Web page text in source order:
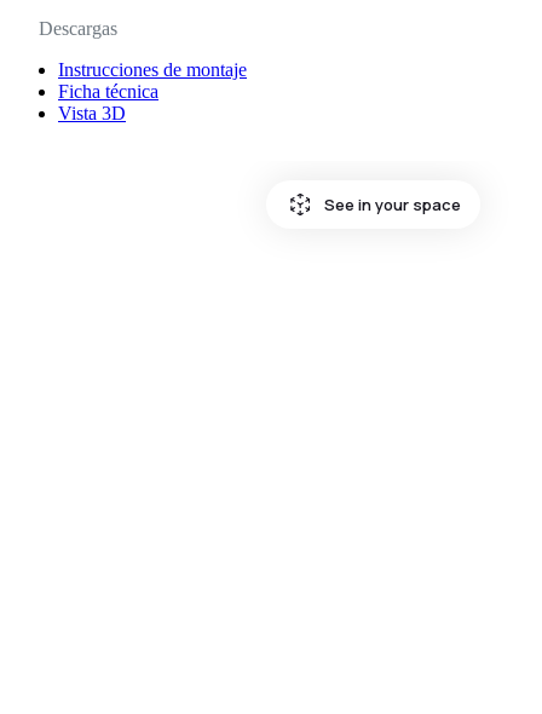
Descargas
Instrucciones de montaje
Ficha técnica
Vista 3D